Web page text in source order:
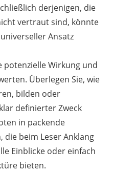
derjenigen, die
vertraut sind, könnte
Ansatz
potenzielle Wirkung und
Überlegen Sie, wie
bilden oder
definierter Zweck
in packende
die beim Leser Anklang
Einblicke oder einfach
bieten.